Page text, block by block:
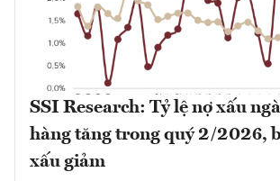
SSI Research: Tỷ lệ nợ xấu
hàng tăng trong quý 2/2026,
xấu giảm